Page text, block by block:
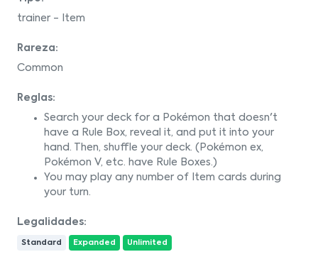
trainer - Item
Rareza:
Common
Reglas:
Search your deck for a Pokémon that doesn't
have a Rule Box, reveal it, and put it into your
hand. Then, shuffle your deck. (Pokémon ex,
Pokémon V, etc. have Rule Boxes.)
You may play any number of Item cards during
your turn.
Legalidades:
Standard Expanded Unlimited